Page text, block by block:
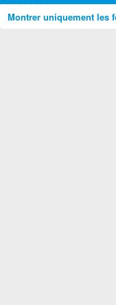
Montrer uniquement les